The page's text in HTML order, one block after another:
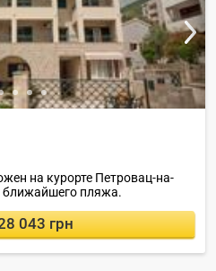
на курорте Петровац-на-
ближайшего пляжа.
043 грн